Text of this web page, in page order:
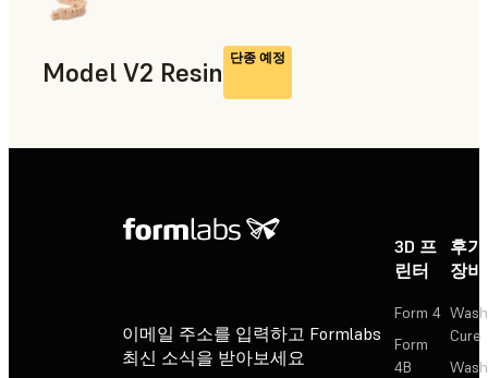
Model V2 Resin 단종 예정
이메일 주소를 입력하고 Formlabs
최신 소식을 받아보세요
3D 프
린터
Form 4
Form
4B
후
장비
Cure